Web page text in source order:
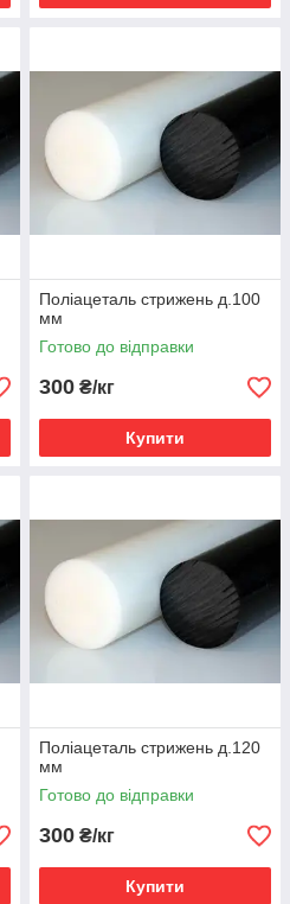
Поліацеталь стрижень д.100
мм
Готово до відправки
300 ₴/кг
Купити
Поліацеталь стрижень д.120
мм
Готово до відправки
300 ₴/кг
Купити